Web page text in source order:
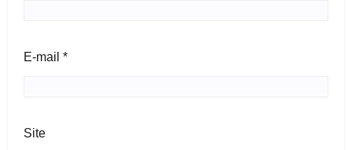
E-mail *
Site